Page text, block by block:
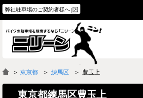
弊社駐車場のご契約者様へ
物件一覧
よくあるご質問
＞ 東京都 練馬区 豊玉上
東京都練馬区豊玉上